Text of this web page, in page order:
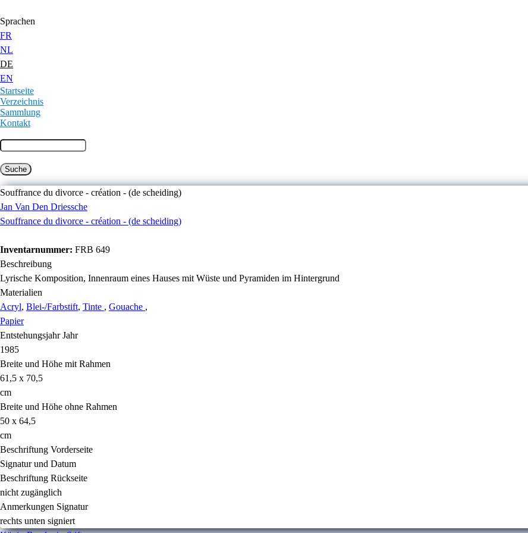
Sprachen
FR
NL
DE
EN
Startseite
Verzeichnis
Sammlung
Kontakt
Souffrance du divorce - création - (de scheiding)
Jan Van Den Driessche
Souffrance du divorce - création - (de scheiding)
Inventarnummer: FRB 649
Beschreibung
Lyrische Komposition, Innenraum eines Hauses mit Wüste und Pyramiden im Hintergrund
Materialien
Acryl, Blei-/Farbstift, Tinte , Gouache ,
Papier
Entstehungsjahr Jahr
1985
Breite und Höhe mit Rahmen
61,5 x 70,5
cm
Breite und Höhe ohne Rahmen
50 x 64,5
cm
Beschriftung Vorderseite
Signatur und Datum
Beschriftung Rückseite
nicht zugänglich
Anmerkungen Signatur
rechts unten signiert